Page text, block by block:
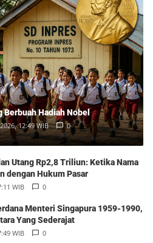
Berbuah Hadiah Nobel
12:49 WIB 0
Utang Rp2,8 Triliun: Ketika Nama
dengan Hukum Pasar
WIB 0
Yang Sederajat
WIB 0